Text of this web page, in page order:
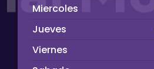
Miercoles
Jueves
Viernes